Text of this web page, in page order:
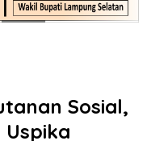
Sosial,